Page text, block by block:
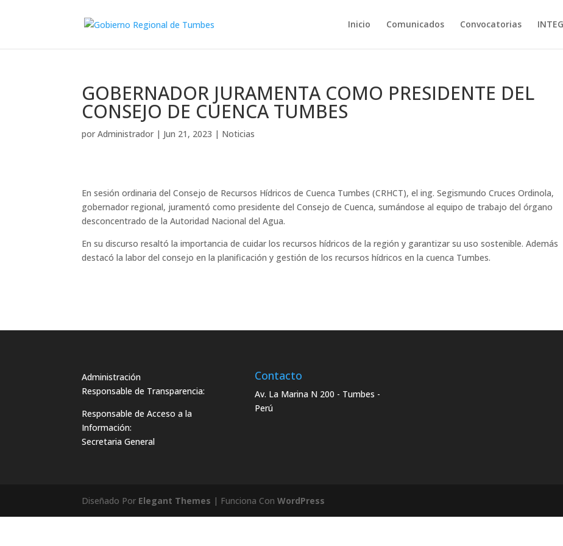
Inicio Comunicados Convocatorias
GOBERNADOR JURAMENTA COMO PRESIDENTE DEL
CONSEJO DE CUENCA TUMBES
porAdministrador | Jun 21, 2023 | Noticias
En sesión ordinaria del Consejo de Recursos Hídricos de Cuenca Tumbes (CRHCT), el ing. Segismundo Cruces Ordinola,
gobernador regional, juramentó como presidente del Consejo de Cuenca, sumándose al equipo de trabajo del órgano
desconcentrado de la Autoridad Nacional del Agua.
En su discurso resaltó la importancia de cuidar los recursos hídricos de la región y garantizar su uso sostenible. Además
destacó la labor del consejo en la planificación y gestión de los recursos hídricos en la cuenca Tumbes.
Administración
Responsable de Transparencia:
Responsable de Acceso a la
Información:
Secretaria General
Contacto
Av. La Marina N 200 - Tumbes -
Perú
Diseñado Por Elegant Themes | Funciona ConWordPress